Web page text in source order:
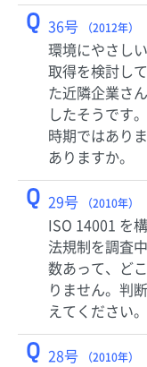
Q 36号 （2012年）
環境にやさし
取得を検討し
た近隣企業さ
したそうです
時期ではあり
ありますか。
Q 29号 （2010年）
ISO 14001 を
法規制を調査
数あって、ど
りません。判
えてください。
Q 28号 （2010年）